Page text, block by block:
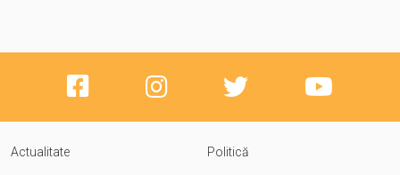
Actualitate Politică